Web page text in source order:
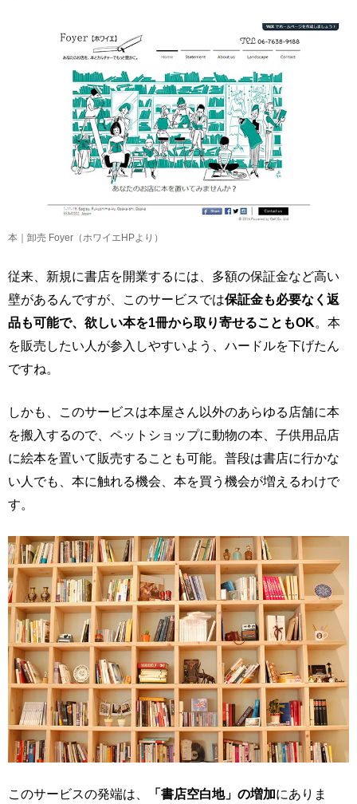
本｜卸売 Foyer（ホワイエHPより）
従来、新規に書店を開業するには、多額の保証金など高い
壁があるんですが、このサービスでは保証金も必要なく返
品も可能で、欲しい本を1冊から取り寄せることもOK。本
を販売したい人が参入しやすいよう、ハードルを下げたん
ですね。
しかも、このサービスは本屋さん以外のあらゆる店舗に本
を搬入するので、ペットショップに動物の本、子供用品店
に絵本を置いて販売することも可能。普段は書店に行かな
い人でも、本に触れる機会、本を買う機会が増えるわけで
す。
このサービスの発端は、 「書店空白地」の増加にありま